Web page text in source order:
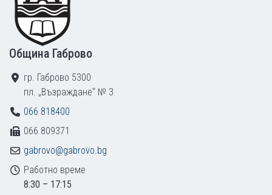
Община Габрово
гр. Габрово 5300
пл. „Възраждане“ № 3
066 818400
066 809371
gabrovo@gabrovo.bg
Работно време
8:30 – 17:15